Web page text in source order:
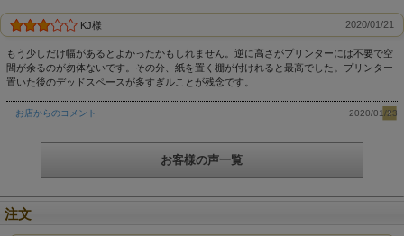
仕様
日本製 / 完成品
KJ様 2020/01/21
もう少しだけ幅があるとよかったかもしれません。逆に高さがプリンターには不要で空
間が余るのが勿体ないです。その分、紙を置く棚が付けれると最高でした。プリンター
置いた後のデッドスペースが多すぎルことが残念です。
お店からのコメント 2020/01/23
お客様の声一覧
注文